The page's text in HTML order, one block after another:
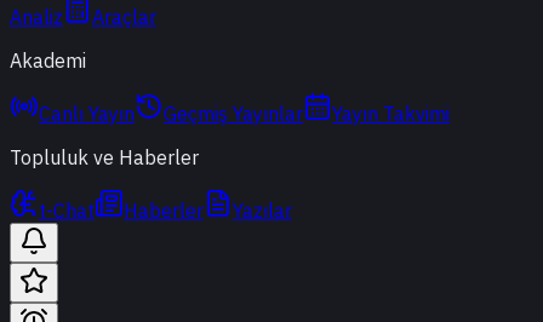
Analiz
Araçlar
Akademi
Canlı Yayın Geçmiş Yayınlar
Yayın Takvimi
Topluluk ve Haberler
t-Chat Haberler Yazılar